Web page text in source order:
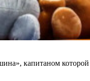
капитаном